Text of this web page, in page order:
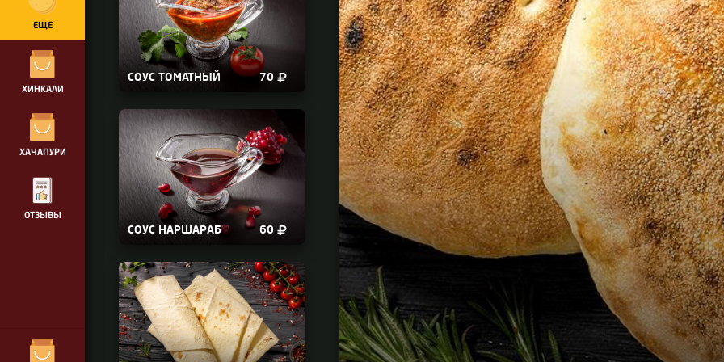
ЕЩЕ
ХИНКАЛИ
ХАЧАПУРИ
ОТЗЫВЫ
СОУС ТОМАТНЫЙ 70
СОУС НАРШАРАБ 60